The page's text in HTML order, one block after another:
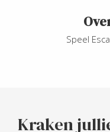
Speel
Kraken